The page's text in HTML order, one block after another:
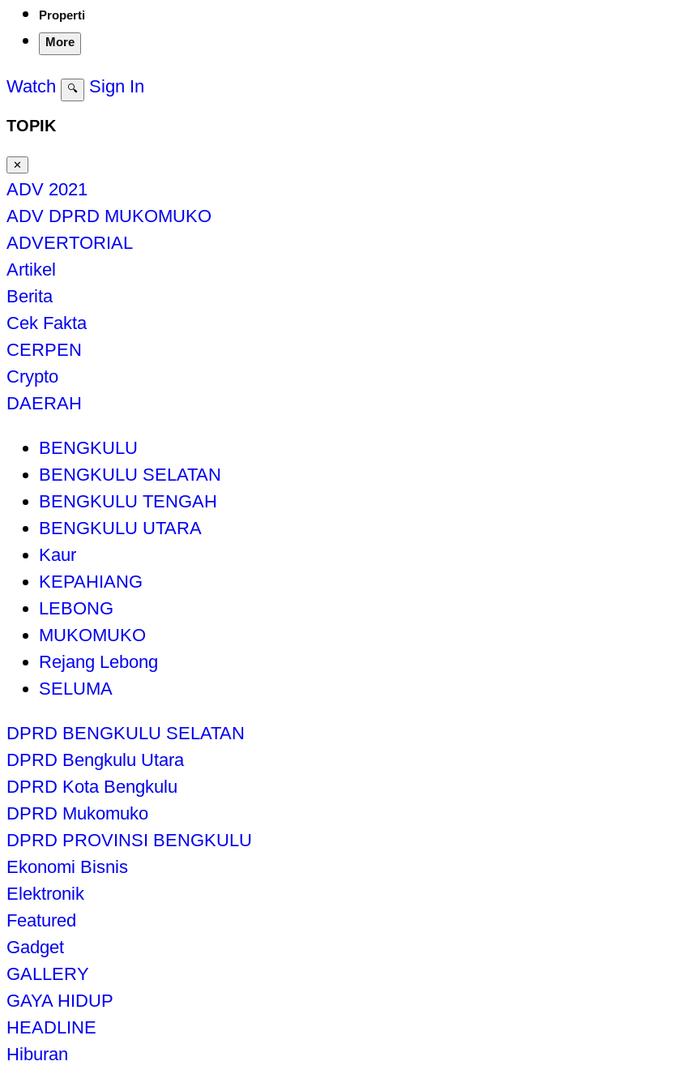
Properti
More
Watch 🔍 Sign In
TOPIK
✕
ADV 2021
ADV DPRD MUKOMUKO
ADVERTORIAL
Artikel
Berita
Cek Fakta
CERPEN
Crypto
DAERAH
BENGKULU
BENGKULU SELATAN
BENGKULU TENGAH
BENGKULU UTARA
Kaur
KEPAHIANG
LEBONG
MUKOMUKO
Rejang Lebong
SELUMA
DPRD BENGKULU SELATAN
DPRD Bengkulu Utara
DPRD Kota Bengkulu
DPRD Mukomuko
DPRD PROVINSI BENGKULU
Ekonomi Bisnis
Elektronik
Featured
Gadget
GALLERY
GAYA HIDUP
HEADLINE
Hiburan